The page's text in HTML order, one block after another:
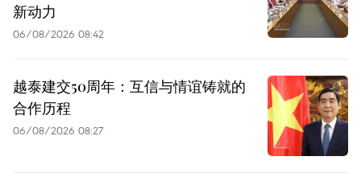
新动力
06/08/2026 08:42
越泰建交50周年：互信与情谊铸就的
合作历程
06/08/2026 08:27